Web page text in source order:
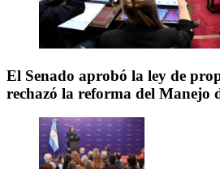
El Senado aprobó la ley de
rechazó la reforma del Manejo